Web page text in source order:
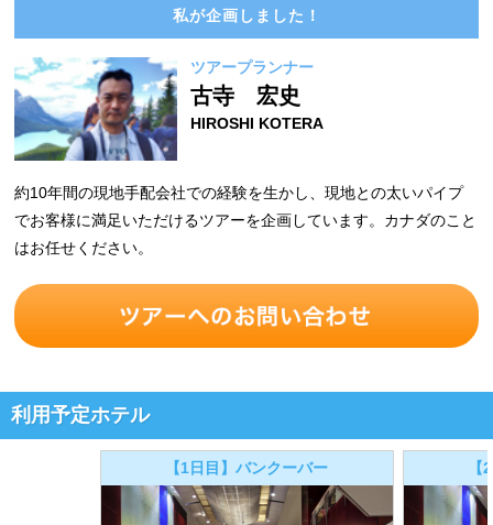
私が企画しました！
ツアープランナー
古寺 宏史
HIROSHI KOTERA
約10年間の現地手配会社での経験を生かし、現地との太いパイプ
でお客様に満足いただけるツアーを企画しています。カナダのこと
はお任せください。
利用予定ホテル
【1日目】バンクーバー